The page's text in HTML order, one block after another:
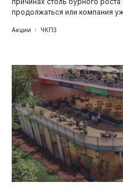
продолжаться или компания
Акции ЧКПЗ